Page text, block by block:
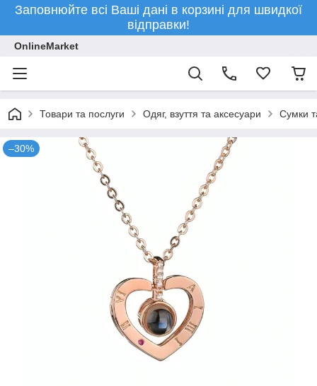
Заповнюйте всі Ваші дані в корзині для швидкої
відправки!
OnlineMarket
Товари та послуги Одяг, взуття та аксесуари Сумки
–30%